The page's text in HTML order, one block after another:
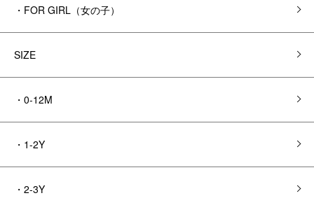
・FOR GIRL（女の子）
SIZE
・0-12M
・1-2Y
・2-3Y